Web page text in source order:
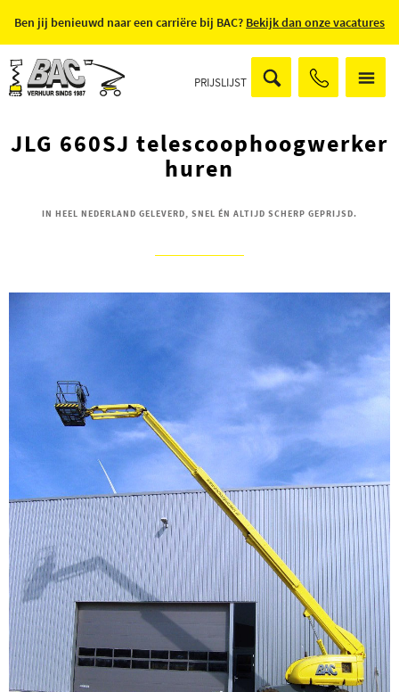
Ben jij benieuwd naar een carriëre bij BAC? Bekijk dan onze vacatures
PRIJSLIJST
JLG 660SJ telescoophoogwerker
huren
IN HEEL NEDERLAND GELEVERD, SNEL ÉN ALTIJD SCHERP GEPRIJSD.